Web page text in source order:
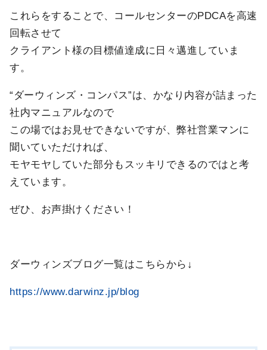
これらをすることで、コールセンターのPDCAを高速
回転させて
クライアント様の目標値達成に日々邁進していま
す。
“ダーウィンズ・コンパス”は、かなり内容が詰まった
社内マニュアルなので
この場ではお見せできないですが、弊社営業マンに
聞いていただければ、
モヤモヤしていた部分もスッキリできるのではと考
えています。
ぜひ、お声掛けください！
ダーウィンズブログ一覧はこちらから↓
https://www.darwinz.jp/blog